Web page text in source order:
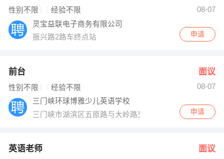
性别不限 经验不限
08-07
灵宝益联电子商务有限公司
振兴路2路车终点站
申请
前台 面议
性别不限 经验不限
08-07
三门峡环球博雅少儿英语学校
三门峡市湖滨区五原路与大岭路交叉路口向东500米
申请
英语老师 面议